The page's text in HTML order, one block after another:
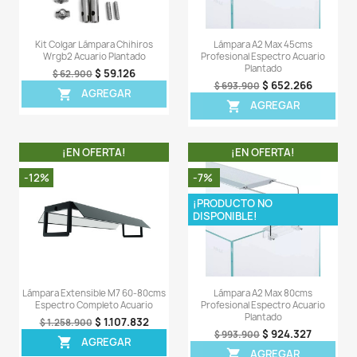
 AGREGAR
$ 122.900$ 110.610
 AGREGAR
¡EN OFERTA!
-10%
Profesional
$ 299.900

¡EN
-5%
¡PRODUCTO NO
DISPONIBLE!